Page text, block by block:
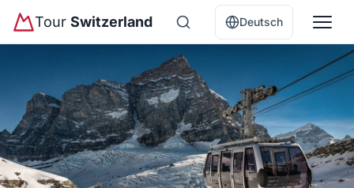
Tour Switzerland Deutsch